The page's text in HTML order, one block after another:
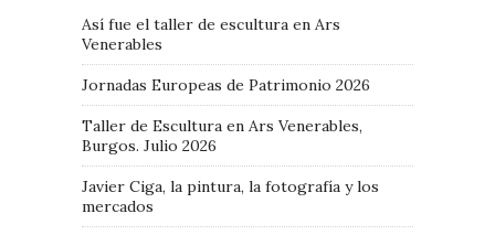
Así fue el taller de escultura en Ars
Venerables
Jornadas Europeas de Patrimonio 2026
Taller de Escultura en Ars Venerables,
Burgos. Julio 2026
Javier Ciga, la pintura, la fotografía y los
mercados